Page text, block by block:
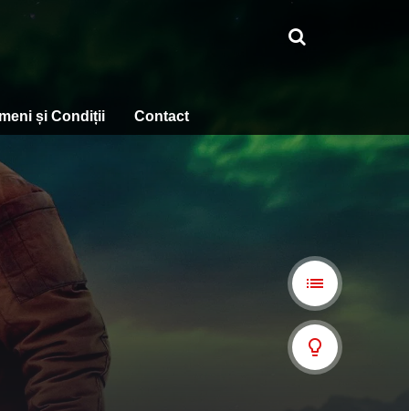
și Condiții Contact